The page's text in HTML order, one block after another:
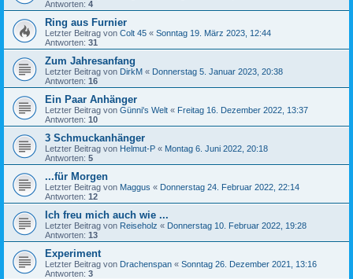
Antworten: 4
Ring aus Furnier
Letzter Beitrag von Colt 45 « Sonntag 19. März 2023, 12:44
Antworten: 31
Zum Jahresanfang
Letzter Beitrag von DirkM « Donnerstag 5. Januar 2023, 20:38
Antworten: 16
Ein Paar Anhänger
Letzter Beitrag von Günni's Welt « Freitag 16. Dezember 2022, 13:37
Antworten: 10
3 Schmuckanhänger
Letzter Beitrag von Helmut-P « Montag 6. Juni 2022, 20:18
Antworten: 5
...für Morgen
Letzter Beitrag von Maggus « Donnerstag 24. Februar 2022, 22:14
Antworten: 12
Ich freu mich auch wie ...
Letzter Beitrag von Reiseholz « Donnerstag 10. Februar 2022, 19:28
Antworten: 13
Experiment
Letzter Beitrag von Drachenspan « Sonntag 26. Dezember 2021, 13:16
Antworten: 3